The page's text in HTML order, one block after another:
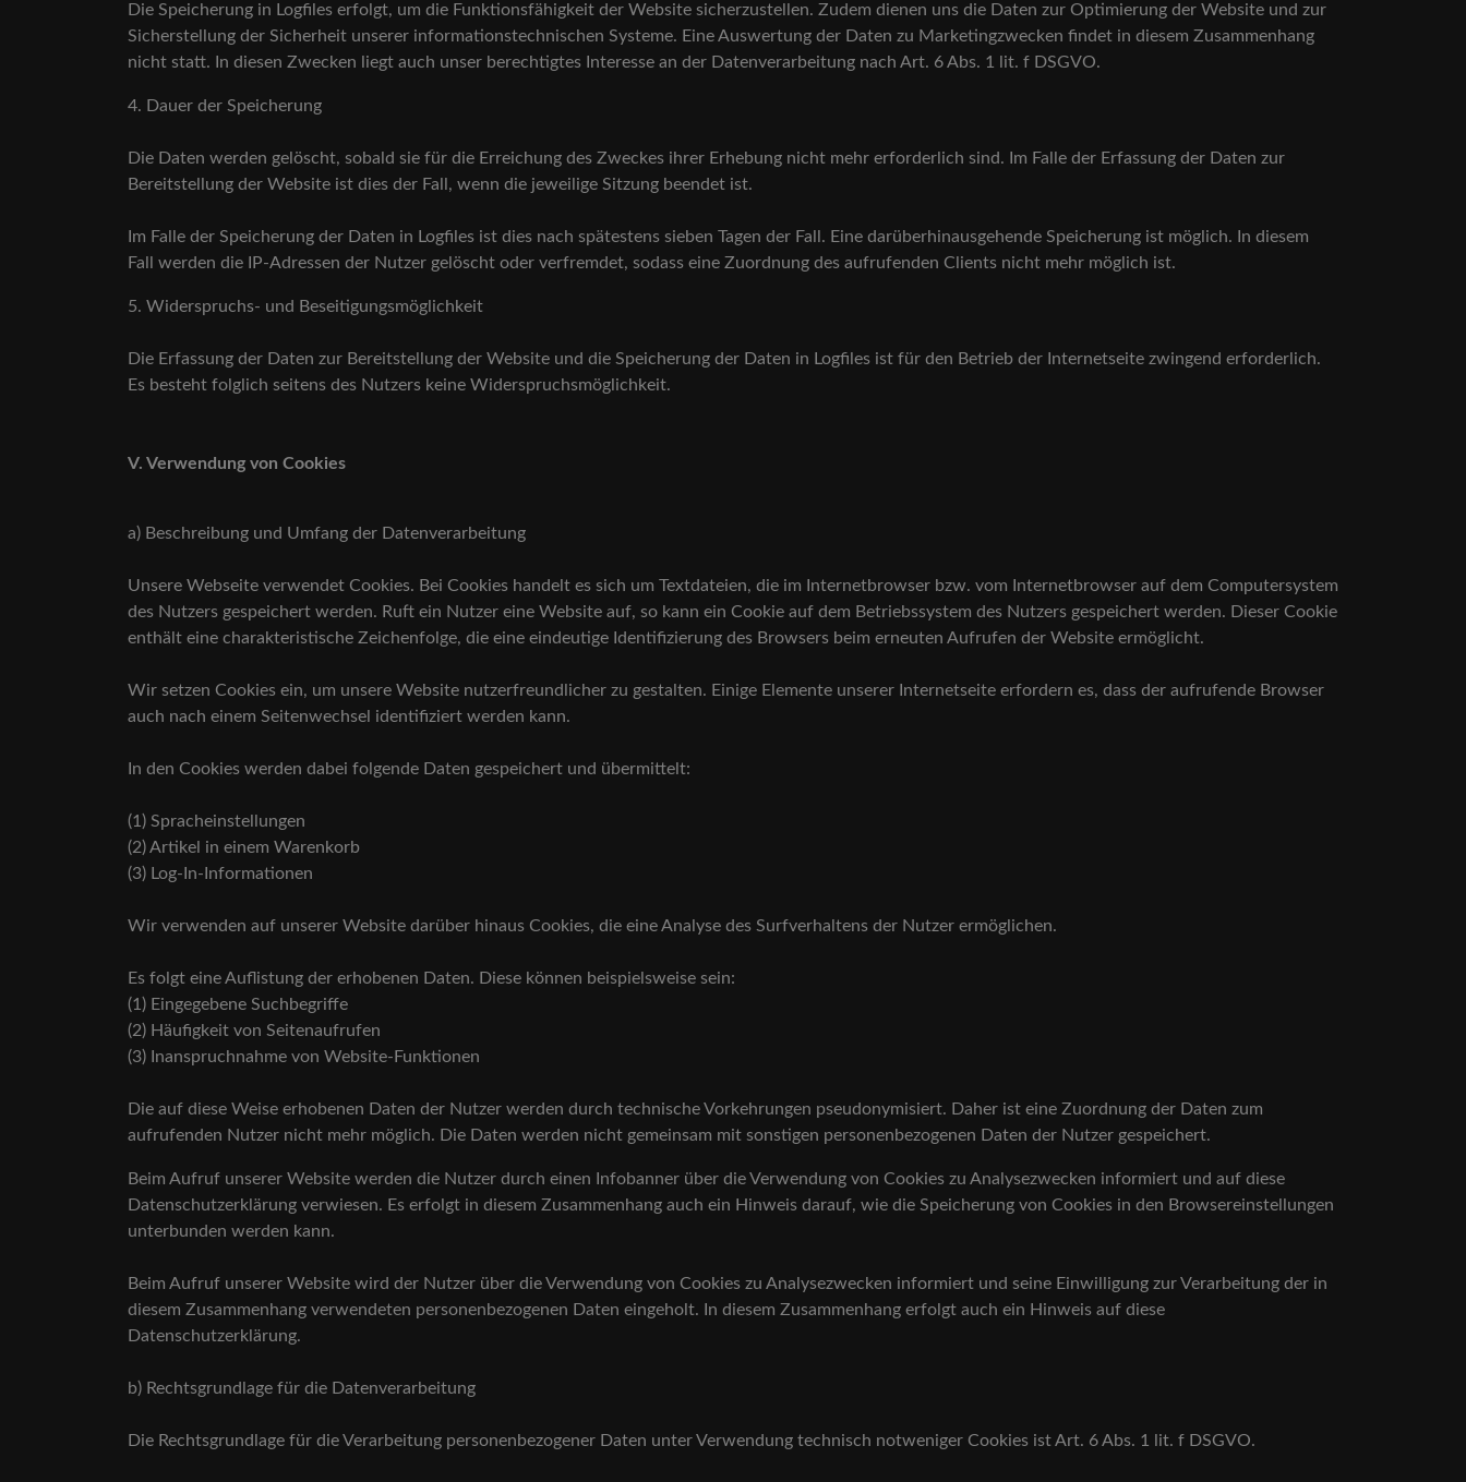
Die Speicherung in Logfiles erfolgt, um die Funktionsfähigkeit der Website sicherzustellen. Zudem dienen uns die Daten zur Optimierung der Website und zur
Sicherstellung der Sicherheit unserer informationstechnischen Systeme. Eine Auswertung der Daten zu Marketingzwecken findet in diesem Zusammenhang
nicht statt. In diesen Zwecken liegt auch unser berechtigtes Interesse an der Datenverarbeitung nach Art. 6 Abs. 1 lit. f DSGVO.
4. Dauer der Speicherung
Die Daten werden gelöscht, sobald sie für die Erreichung des Zweckes ihrer Erhebung nicht mehr erforderlich sind. Im Falle der Erfassung der Daten zur
Bereitstellung der Website ist dies der Fall, wenn die jeweilige Sitzung beendet ist.
Im Falle der Speicherung der Daten in Logfiles ist dies nach spätestens sieben Tagen der Fall. Eine darüberhinausgehende Speicherung ist möglich. In diesem
Fall werden die IP-Adressen der Nutzer gelöscht oder verfremdet, sodass eine Zuordnung des aufrufenden Clients nicht mehr möglich ist.
5. Widerspruchs- und Beseitigungsmöglichkeit
Die Erfassung der Daten zur Bereitstellung der Website und die Speicherung der Daten in Logfiles ist für den Betrieb der Internetseite zwingend erforderlich.
Es besteht folglich seitens des Nutzers keine Widerspruchsmöglichkeit.
V. Verwendung von Cookies
a) Beschreibung und Umfang der Datenverarbeitung
Unsere Webseite verwendet Cookies. Bei Cookies handelt es sich um Textdateien, die im Internetbrowser bzw. vom Internetbrowser auf dem Computersystem
des Nutzers gespeichert werden. Ruft ein Nutzer eine Website auf, so kann ein Cookie auf dem Betriebssystem des Nutzers gespeichert werden. Dieser Cookie
enthält eine charakteristische Zeichenfolge, die eine eindeutige Identifizierung des Browsers beim erneuten Aufrufen der Website ermöglicht.
Wir setzen Cookies ein, um unsere Website nutzerfreundlicher zu gestalten. Einige Elemente unserer Internetseite erfordern es, dass der aufrufende Browser
auch nach einem Seitenwechsel identifiziert werden kann.
In den Cookies werden dabei folgende Daten gespeichert und übermittelt:
(1) Spracheinstellungen
(2) Artikel in einem Warenkorb
(3) Log-In-Informationen
Wir verwenden auf unserer Website darüber hinaus Cookies, die eine Analyse des Surfverhaltens der Nutzer ermöglichen.
Es folgt eine Auflistung der erhobenen Daten. Diese können beispielsweise sein:
(1) Eingegebene Suchbegriffe
(2) Häufigkeit von Seitenaufrufen
(3) Inanspruchnahme von Website-Funktionen
Die auf diese Weise erhobenen Daten der Nutzer werden durch technische Vorkehrungen pseudonymisiert. Daher ist eine Zuordnung der Daten zum
aufrufenden Nutzer nicht mehr möglich. Die Daten werden nicht gemeinsam mit sonstigen personenbezogenen Daten der Nutzer gespeichert.
Beim Aufruf unserer Website werden die Nutzer durch einen Infobanner über die Verwendung von Cookies zu Analysezwecken informiert und auf diese
Datenschutzerklärung verwiesen. Es erfolgt in diesem Zusammenhang auch ein Hinweis darauf, wie die Speicherung von Cookies in den Browsereinstellungen
unterbunden werden kann.
Beim Aufruf unserer Website wird der Nutzer über die Verwendung von Cookies zu Analysezwecken informiert und seine Einwilligung zur Verarbeitung der in
diesem Zusammenhang verwendeten personenbezogenen Daten eingeholt. In diesem Zusammenhang erfolgt auch ein Hinweis auf diese
Datenschutzerklärung.
b) Rechtsgrundlage für die Datenverarbeitung
Die Rechtsgrundlage für die Verarbeitung personenbezogener Daten unter Verwendung technisch notweniger Cookies ist Art. 6 Abs. 1 lit. f DSGVO.